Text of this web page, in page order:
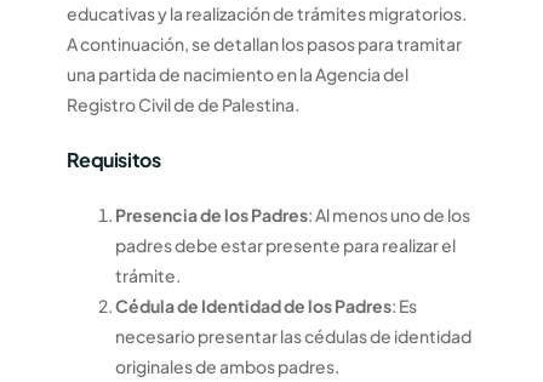
educativas y la realización de trámites migratorios.
A continuación, se detallan los pasos para tramitar
una partida de nacimiento en la Agencia del
Registro Civil de de Palestina.
Requisitos
Presencia de los Padres: Al menos uno de los
padres debe estar presente para realizar el
trámite.
Cédula de Identidad de los Padres: Es
necesario presentar las cédulas de identidad
originales de ambos padres.